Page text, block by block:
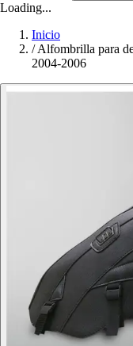
Loading...
Inicio
/ Alfombrilla para
2004-2006